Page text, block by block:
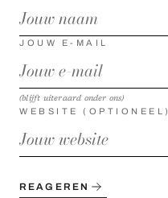
JOUW E-MAIL
(blijft uiteraard onder ons)
WEBSITE (OPTIONEEL)
REAGEREN